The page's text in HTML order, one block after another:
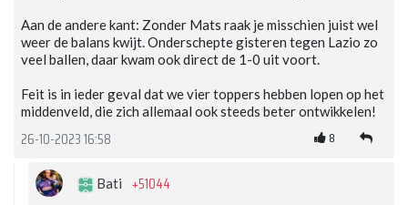
Aan de andere kant: Zonder Mats raak je misschien juist wel
weer de balans kwijt. Onderschepte gisteren tegen Lazio zo
veel ballen, daar kwam ook direct de 1-0 uit voort.
Feit is in ieder geval dat we vier toppers hebben lopen op het
middenveld, die zich allemaal ook steeds beter ontwikkelen!
26-10-2023 16:58 8
Bati +51044